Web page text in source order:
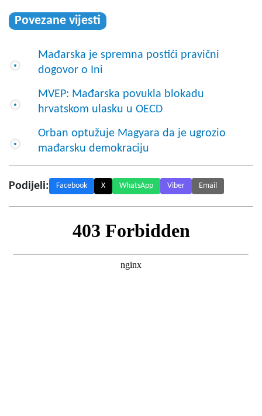
Povezane vijesti
Mađarska je spremna postići pravični
dogovor o Ini
MVEP: Mađarska povukla blokadu
hrvatskom ulasku u OECD
Orban optužuje Magyara da je ugrozio
mađarsku demokraciju
Podijeli: Facebook X WhatsApp Viber Email